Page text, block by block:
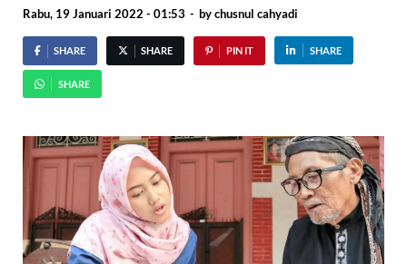
Rabu, 19 Januari 2022 - 01:53 - bychusnul cahyadi
SHARE SHARE PIN IT SHARE
SHARE